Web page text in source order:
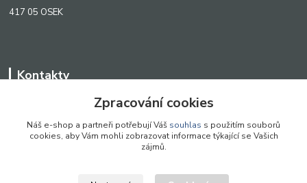
417 05 OSEK
Kontakty
+420 776 242 909
Zpracování cookies
Náš e-shop a partneři potřebují Váš souhlas s použitím souborů
cookies, aby Vám mohli zobrazovat informace týkající se Vašich
zájmů.